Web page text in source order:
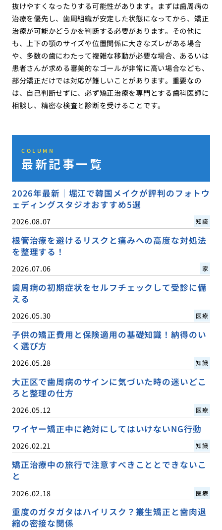
抜けやすくなったりする可能性があります。まずは歯周病の
治療を優先し、歯周組織が安定した状態になってから、矯正
治療が可能かどうかを判断する必要があります。その他に
も、上下の顎のサイズや位置関係に大きなズレがある場合
や、多数の歯にわたって複雑な移動が必要な場合、あるいは
患者さんが求める審美的なゴールが非常に高い場合なども、
部分矯正だけでは対応が難しいことがあります。重要なの
は、自己判断せずに、必ず矯正治療を専門とする歯科医師に
相談し、精密な検査と診断を受けることです。
COLUMN
最新記事一覧
2026年最新｜堀江で韓国メイクが評判のフォトウ
ェディングスタジオおすすめ5選
2026.08.07 知識
根管治療を避けるリスクと痛みへの高度な対処法
を整理する！
2026.07.06 家
歯周病の初期症状をセルフチェックして受診に備
える
2026.05.30 医療
子供の矯正費用と保険適用の基礎知識！納得のい
く選び方
2026.05.28 知識
大正区で歯周病のサインに気づいた時の迷いどこ
ろと整理の仕方
2026.05.12 医療
ワイヤー矯正中に絶対にしてはいけないNG行動
2026.02.21 知識
矯正治療中の旅行で注意すべきこととできないこ
と
2026.02.18 医療
重度のガタガタはハイリスク？叢生矯正と歯肉退
縮の密接な関係